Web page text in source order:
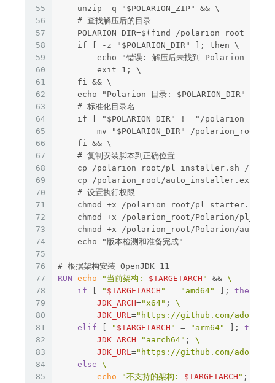
55
56
57
58
59
60
61
62
63
64
65
66
67
68
69
70
71
72
73
74
75
76
77
78
79
80
81
82
83
84
85
    unzip -q "$POLARION_ZIP" && \
    # 查找解压后的目录
POLARION_DIR=$(find /polarion_root -
    if [ -z "$POLARION_DIR" ]; then \
echo "错误: 解压后未找到 Polarion 目录
        exit 1; \
    fi && \
    echo "Polarion 目录: $POLARION_DIR" && \
    # 标准化目录名
if [ "$POLARION_DIR" != "/
mv "$POLARION_DIR" /polarion_root/
    fi && \
    # 复制安装脚本到正确位置
cp /polarion_root/pl_installer.sh /
cp /polarion_root/auto_installer.exp /
    # 设置执行权限
chmod +x /polarion_root/pl_starter.sh
chmod +x /polarion_root/Polarion/
chmod +x /polarion_root/Polarion/
    echo "版本检测和准备完成"
RUN echo "当前架构: $TARGETARCH " &&
if
" $TARGETARCH " = "amd64" ; then
JDK_ARCH="x64" ;
JDK_URL="https://github.com/
elif
" $TARGETARCH " = "arm64" ; then
JDK_ARCH="aarch64" ;
JDK_URL="https://github.com/
else
echo
"不支持的架构: $TARGETARCH " ;